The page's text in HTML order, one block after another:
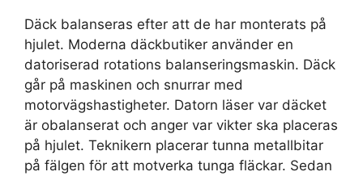
Däck balanseras efter att de har monterats på
hjulet. Moderna däckbutiker använder en
datoriserad rotations balanseringsmaskin. Däck
går på maskinen och snurrar med
motorvägshastigheter. Datorn läser var däcket
är obalanserat och anger var vikter ska placeras
på hjulet. Teknikern placerar tunna metallbitar
på fälgen för att motverka tunga fläckar. Sedan